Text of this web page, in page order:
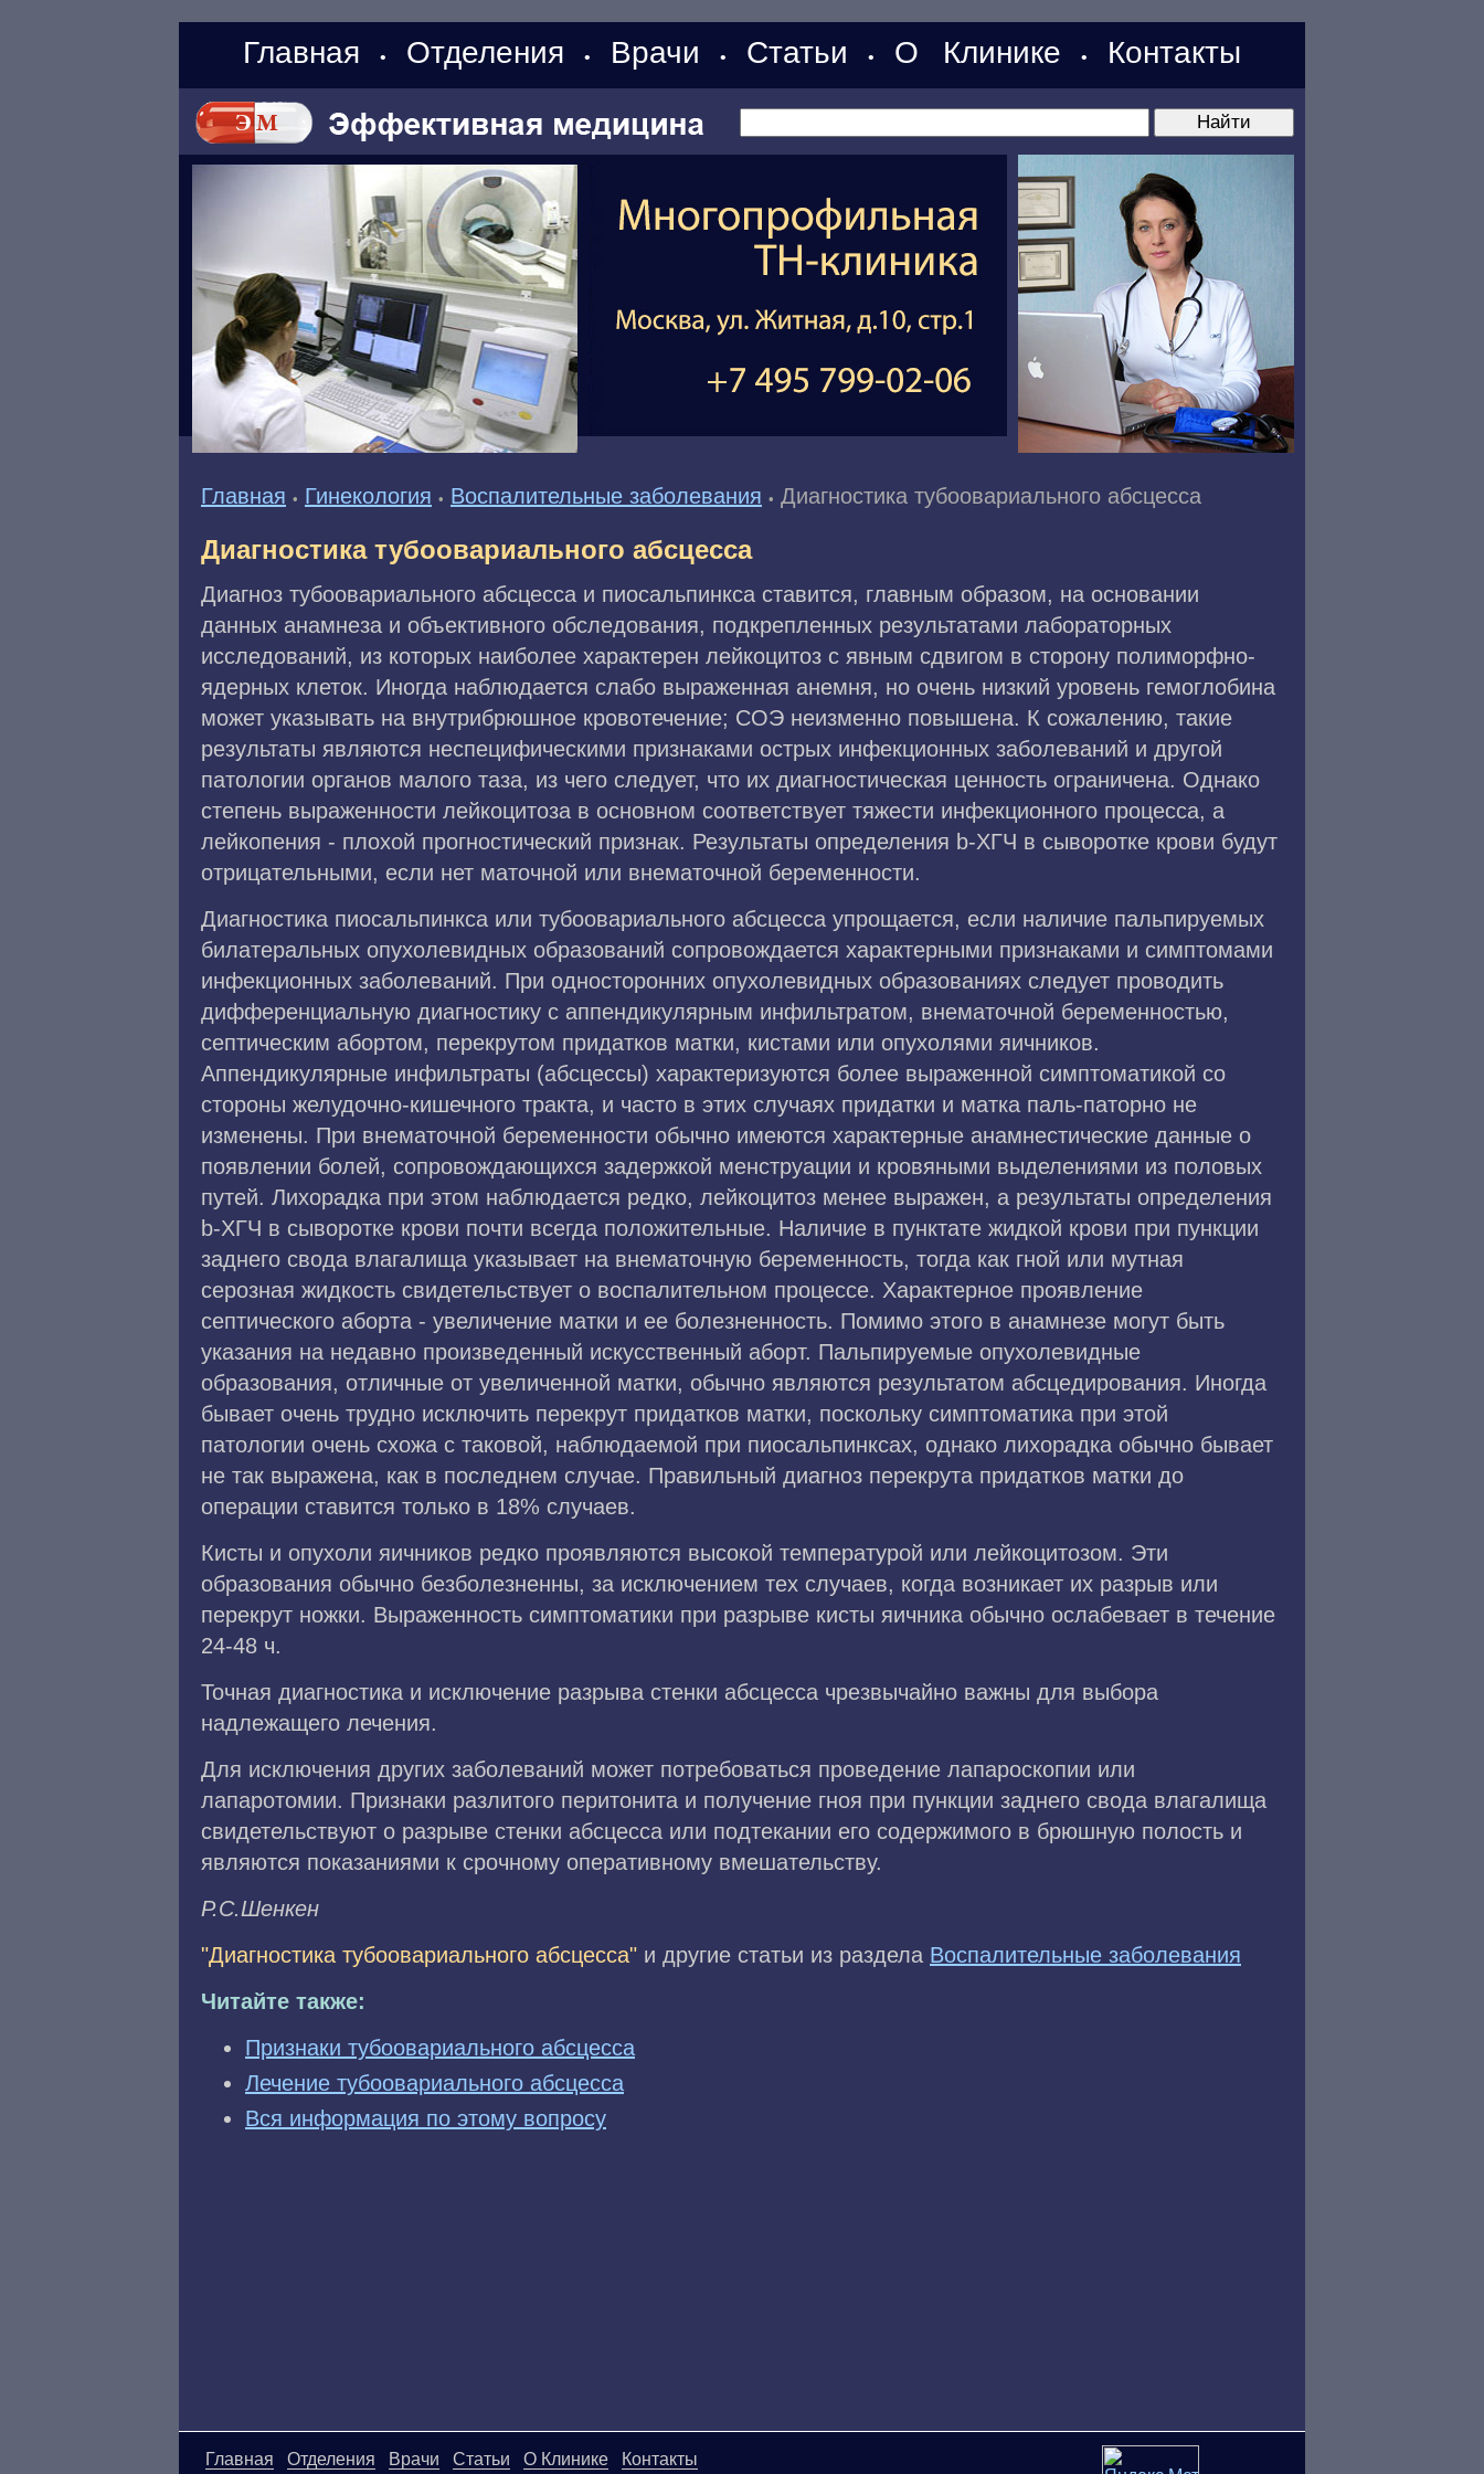
Главная • Отделения • Врачи • Статьи • О Клинике • Контакты
Главная • Гинекология • Воспалительные заболевания • Диагностика тубоовариального абсцесса
Диагностика тубоовариального абсцесса
Диагноз тубоовариального абсцесса и пиосальпинкса ставится, главным образом, на основании
данных анамнеза и объективного обследования, подкрепленных результатами лабораторных
исследований, из которых наиболее характерен лейкоцитоз с явным сдвигом в сторону полиморфно-
ядерных клеток. Иногда наблюдается слабо выраженная анемня, но очень низкий уровень гемоглобина
может указывать на внутрибрюшное кровотечение; СОЭ неизменно повышена. К сожалению, такие
результаты являются неспецифическими признаками острых инфекционных заболеваний и другой
патологии органов малого таза, из чего следует, что их диагностическая ценность ограничена. Однако
степень выраженности лейкоцитоза в основном соответствует тяжести инфекционного процесса, а
лейкопения - плохой прогностический признак. Результаты определения b-ХГЧ в сыворотке крови будут
отрицательными, если нет маточной или внематочной беременности.
Диагностика пиосальпинкса или тубоовариального абсцесса упрощается, если наличие пальпируемых
билатеральных опухолевидных образований сопровождается характерными признаками и симптомами
инфекционных заболеваний. При односторонних опухолевидных образованиях следует проводить
дифференциальную диагностику с аппендикулярным инфильтратом, внематочной беременностью,
септическим абортом, перекрутом придатков матки, кистами или опухолями яичников.
Аппендикулярные инфильтраты (абсцессы) характеризуются более выраженной симптоматикой со
стороны желудочно-кишечного тракта, и часто в этих случаях придатки и матка паль-паторно не
изменены. При внематочной беременности обычно имеются характерные анамнестические данные о
появлении болей, сопровождающихся задержкой менструации и кровяными выделениями из половых
путей. Лихорадка при этом наблюдается редко, лейкоцитоз менее выражен, а результаты определения
b-ХГЧ в сыворотке крови почти всегда положительные. Наличие в пунктате жидкой крови при пункции
заднего свода влагалища указывает на внематочную беременность, тогда как гной или мутная
серозная жидкость свидетельствует о воспалительном процессе. Характерное проявление
септического аборта - увеличение матки и ее болезненность. Помимо этого в анамнезе могут быть
указания на недавно произведенный искусственный аборт. Пальпируемые опухолевидные
образования, отличные от увеличенной матки, обычно являются результатом абсцедирования. Иногда
бывает очень трудно исключить перекрут придатков матки, поскольку симптоматика при этой
патологии очень схожа с таковой, наблюдаемой при пиосальпинксах, однако лихорадка обычно бывает
не так выражена, как в последнем случае. Правильный диагноз перекрута придатков матки до
операции ставится только в 18% случаев.
Кисты и опухоли яичников редко проявляются высокой температурой или лейкоцитозом. Эти
образования обычно безболезненны, за исключением тех случаев, когда возникает их разрыв или
перекрут ножки. Выраженность симптоматики при разрыве кисты яичника обычно ослабевает в течение
24-48 ч.
Точная диагностика и исключение разрыва стенки абсцесса чрезвычайно важны для выбора
надлежащего лечения.
Для исключения других заболеваний может потребоваться проведение лапароскопии или
лапаротомии. Признаки разлитого перитонита и получение гноя при пункции заднего свода влагалища
свидетельствуют о разрыве стенки абсцесса или подтекании его содержимого в брюшную полость и
являются показаниями к срочному оперативному вмешательству.
P.C.Шeнкeн
"Диагностика тубоовариального абсцесса" и другие статьи из раздела Воспалительные заболевания
Читайте также:
Признаки тубоовариального абсцесса
Лечение тубоовариального абсцесса
Вся информация по этому вопросу
Главная Отделения Врачи Статьи О Клинике Контакты